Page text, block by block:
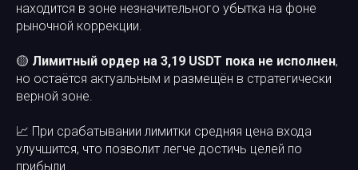
находится в зоне незначительного убытка на фоне
рыночной коррекции.
🟡 Лимитный ордер на 3,19 USDT пока не исполнен,
но остаётся актуальным и размещён в стратегически
верной зоне.
📈 При срабатывании лимитки средняя цена входа
улучшится, что позволит легче достичь целей по
прибыли.